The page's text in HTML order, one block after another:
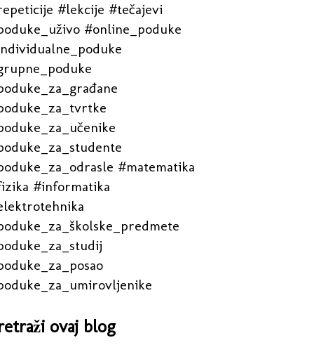
#lekcije #tečajevi
#online_poduke
#matematika
#informatika
ovaj blog